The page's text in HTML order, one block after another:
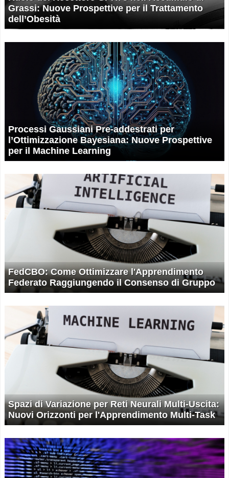
Grassi: Nuove Prospettive per il Trattamento
dell’Obesità
Processi Gaussiani Pre-addestrati per
l’Ottimizzazione Bayesiana: Nuove Prospettive
per il Machine Learning
FedCBO: Come Ottimizzare l'Apprendimento
Federato Raggiungendo il Consenso di Gruppo
Spazi di Variazione per Reti Neurali Multi-Uscita:
Nuovi Orizzonti per l'Apprendimento Multi-Task